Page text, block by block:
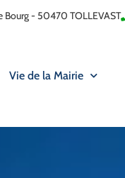
Bourg - 50470 TOLLEVAST
Vie de la Mairie